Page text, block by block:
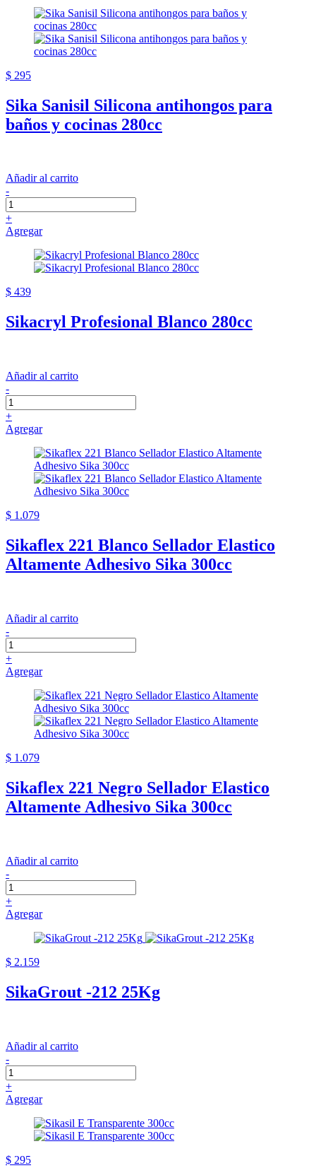
$ 295
Sika Sanisil Silicona antihongos para
baños y cocinas 280cc
Añadir al carrito
-
+
Agregar
$ 439
Sikacryl Profesional Blanco 280cc
Añadir al carrito
-
+
Agregar
$ 1.079
Sikaflex 221 Blanco Sellador Elastico
Altamente Adhesivo Sika 300cc
Añadir al carrito
-
+
Agregar
$ 1.079
Sikaflex 221 Negro Sellador Elastico
Altamente Adhesivo Sika 300cc
Añadir al carrito
-
+
Agregar
$ 2.159
SikaGrout -212 25Kg
Añadir al carrito
-
+
Agregar
$ 295